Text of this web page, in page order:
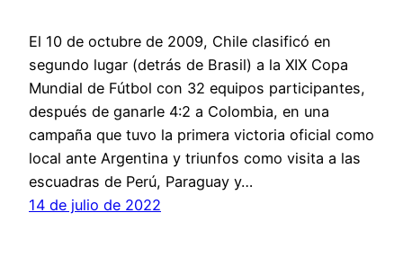
El 10 de octubre de 2009, Chile clasificó en
segundo lugar (detrás de Brasil) a la XIX Copa
Mundial de Fútbol con 32 equipos participantes,
después de ganarle 4:2 a Colombia, en una
campaña que tuvo la primera victoria oficial como
local ante Argentina y triunfos como visita a las
escuadras de Perú, Paraguay y…
14 de julio de 2022